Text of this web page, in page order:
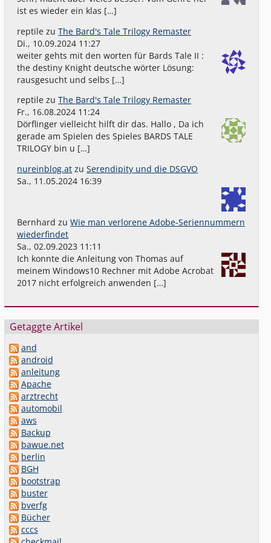
ist es wieder ein klas […]
reptile zuThe Bard's Tale Trilogy Remaster
Di., 10.09.2024 11:27
weiter gehts mit den worten für Bards Tale II :
the destiny Knight deutsche wörter Lösung:
rausgesucht und selbs […]
reptile zuThe Bard's Tale Trilogy Remaster
Fr., 16.08.2024 11:24
Dörflinger vielleicht hilft dir das. Hallo , Da ich
gerade am Spielen des Spieles BARDS TALE
TRILOGY bin u […]
nureinblog.at zuSerendipity und die DSGVO
Sa., 11.05.2024 16:39
Bernhard zuWie man verlorene Adobe-Seriennummern
wiederfindet
Sa., 02.09.2023 11:11
Ich konnte die Anleitung von Thomas auf
meinem Windows10 Rechner mit Adobe Acrobat
2017 nicht erfolgreich anwenden […]
Getaggte Artikel
and
android
anleitung
Apache
arztrecht
automobil
aws
Backup
bawue.net
berlin
BGH
bootstrap
buster
bverfg
Bücher
cccs